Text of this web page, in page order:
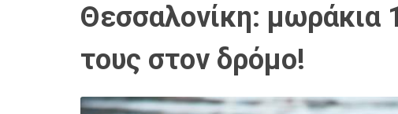
Θεσσαλονίκη: μωράκια
τους στον δρόμο!